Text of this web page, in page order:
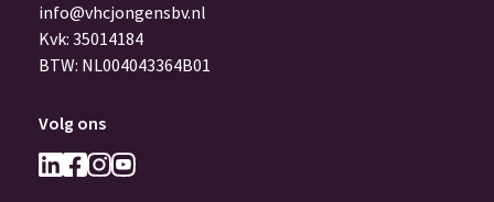
info@vhcjongensbv.nl
Kvk: 35014184
BTW: NL004043364B01
Volg ons